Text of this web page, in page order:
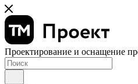
Проектирование и оснащение